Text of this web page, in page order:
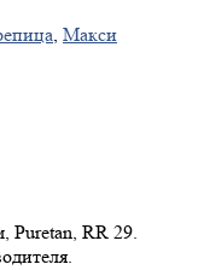
, Макси
Puretan, RR 29.